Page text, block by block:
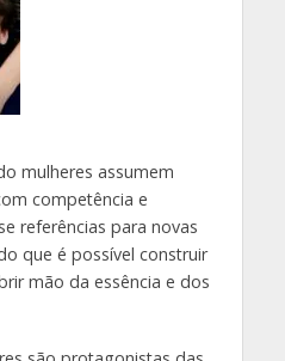
mulheres assumem
competência e
referências para novas
que é possível construir
mão da essência e dos